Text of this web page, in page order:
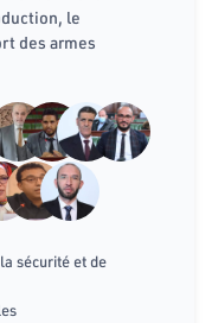
le
des armes
sécurité et de